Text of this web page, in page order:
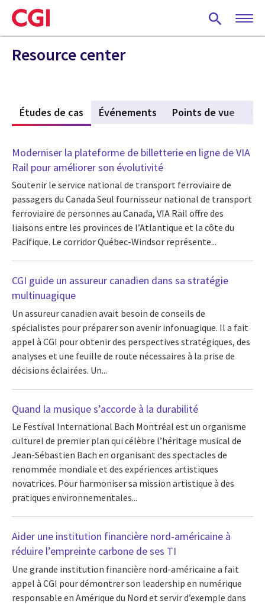
Skip
to
main
content
Resource center
Études de cas (active tab)
Événements Points de vue
Moderniser la plateforme de billetterie en ligne de VIA
Rail pour améliorer son évolutivité
Soutenir le service national de transport ferroviaire de
passagers du Canada Seul fournisseur national de transport
ferroviaire de personnes au Canada, VIA Rail offre des
liaisons entre les provinces de l’Atlantique et la côte du
Pacifique. Le corridor Québec-Windsor représente...
CGI guide un assureur canadien dans sa stratégie
multinuagique
Un assureur canadien avait besoin de conseils de
spécialistes pour préparer son avenir infonuagique. Il a fait
appel à CGI pour obtenir des perspectives stratégiques, des
analyses et une feuille de route nécessaires à la prise de
décisions éclairées. Un...
Quand la musique s’accorde à la durabilité
Le Festival International Bach Montréal est un organisme
culturel de premier plan qui célèbre l’héritage musical de
Jean-Sébastien Bach en organisant des spectacles de
renommée mondiale et des expériences artistiques
novatrices. Pour harmoniser sa mission artistique à des
pratiques environnementales...
Aider une institution financière nord-américaine à
réduire l’empreinte carbone de ses TI
Une grande institution financière nord-américaine a fait
appel à CGI pour démontrer son leadership en numérique
responsable en Amérique du Nord et servir d’exemple dans